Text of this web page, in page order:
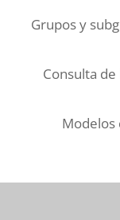
Grupos y
Consulta
Modelos